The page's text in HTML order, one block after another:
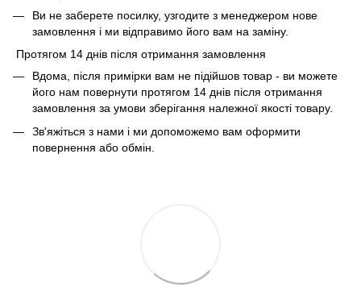
Ви не заберете посилку, узгодите з менеджером нове
замовлення і ми відправимо його вам на заміну.
Протягом 14 днів після отримання замовлення
Вдома, після примірки вам не підійшов товар - ви можете
його нам повернути протягом 14 днів після отримання
замовлення за умови зберігання належної якості товару.
Зв'яжіться з нами і ми допоможемо вам оформити
повернення або обмін.